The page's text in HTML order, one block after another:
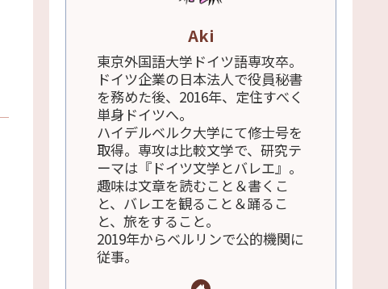
Aki
東京外国語大学ドイツ語専攻卒。
ドイツ企業の日本法人で役員秘書
を務めた後、2016年、定住すべく
単身ドイツへ。
ハイデルベルク大学にて修士号を
取得。専攻は比較文学で、研究テ
ーマは『ドイツ文学とバレエ』。
趣味は文章を読むこと＆書くこ
と、バレエを観ること＆踊るこ
と、旅をすること。
2019年からベルリンで公的機関に
従事。